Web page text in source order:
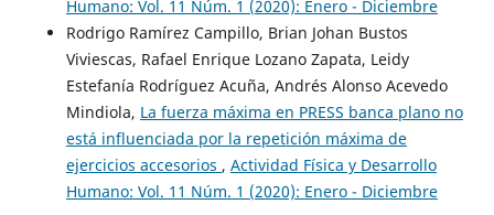
Humano: Vol. 11 Núm. 1 (2020): Enero - Diciembre
Rodrigo Ramírez Campillo, Brian Johan Bustos
Viviescas, Rafael Enrique Lozano Zapata, Leidy
Estefanía Rodríguez Acuña, Andrés Alonso Acevedo
Mindiola, La fuerza máxima en PRESS banca plano no
está influenciada por la repetición máxima de
ejercicios accesorios , Actividad Física y Desarrollo
Humano: Vol. 11 Núm. 1 (2020): Enero - Diciembre